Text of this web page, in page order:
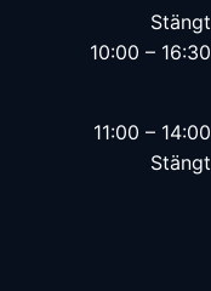
Stängt
10:00 – 16:30
11:00 – 14:00
Stängt